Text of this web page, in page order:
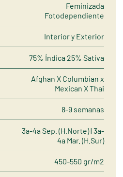
Feminizada
Fotodependiente
Interior y Exterior
75% Índica 25% Sativa
Afghan X Columbian x
Mexican X Thai
8-9 semanas
3a-4a Sep. (H.Norte) | 3a-
4a Mar. (H.Sur)
450-550 gr/m2